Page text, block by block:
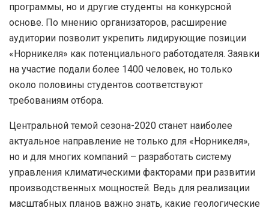
программы, но и другие студенты на конкурсной
основе. По мнению организаторов, расширение
аудитории позволит укрепить лидирующие позиции
«Норникеля» как потенциального работодателя. Заявки
на участие подали более 1400 человек, но только
около половины студентов соответствуют
требованиям отбора.
Центральной темой сезона-2020 станет наиболее
актуальное направление не только для «Норникеля»,
но и для многих компаний – разработать систему
управления климатическими факторами при развитии
производственных мощностей. Ведь для реализации
масштабных планов важно знать, какие геологические